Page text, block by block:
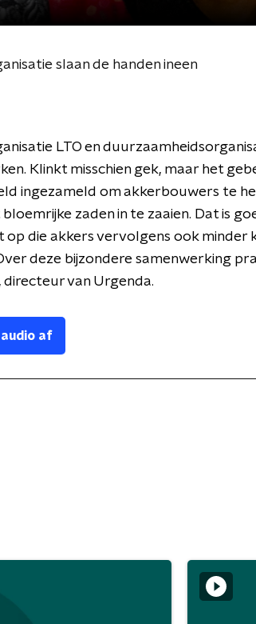
slaan de handen ineen
LTO en
Klinkt misschien gek, maar het
ingezameld om akkerbouwers te
zaden in te zaaien. Dat is
op die akkers vervolgens ook minder
deze bijzondere samenwerking
directeur van Urgenda.
audio af